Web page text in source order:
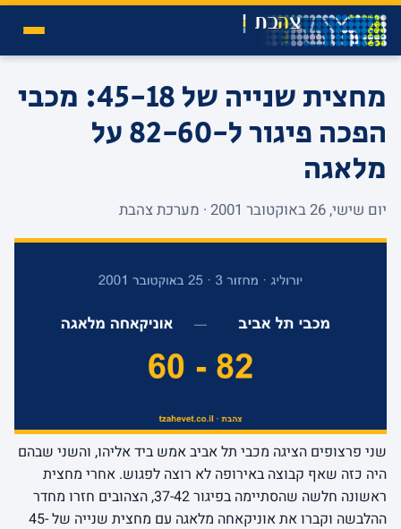
מחצית שנייה של 45-18: מכבי
הפכה פיגור ל-82-60 על
מלאגה
יום שישי, 26 באוקטובר 2001 · מערכת צהבת
שני פרצופים הציגה מכבי תל אביב אמש ביד אליהו, והשני שבהם
היה כזה שאף קבוצה באירופה לא רוצה לפגוש. אחרי מחצית
ראשונה חלשה שהסתיימה בפיגור 37-42, הצהובים חזרו מחדר
ההלבשה וקברו את אוניקאחה מלאגה עם מחצית שנייה של 45-